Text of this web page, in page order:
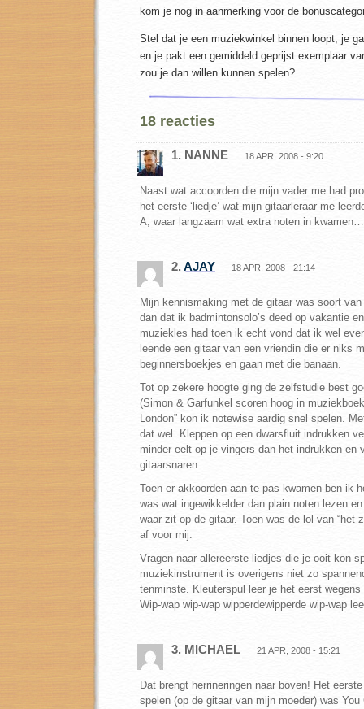
kom je nog in aanmerking voor de
Stel dat je een muziekwinkel binnen loopt, je
en je pakt een gemiddeld geprijst exemplaar
zou je dan willen kunnen spelen?
18 reacties
1. NANNE 18 APR, 2008 - 9:20
Naast wat accoorden die mijn vader me had
het eerste ‘liedje’ wat mijn gitaarleraar me
A, waar langzaam wat extra noten in kwamen…
2. AJAY 18 APR, 2008 - 21:14
Mijn kennismaking met de gitaar was soort
dan dat ik badmintonsolo’s deed op vakantie
muziekles had toen ik echt vond dat ik wel
leende een gitaar van een vriendin die er niks
beginnersboekjes en gaan met die banaan.
Tot op zekere hoogte ging de zelfstudie best
(Simon & Garfunkel scoren hoog in
London” kon ik notewise aardig snel spelen.
dat wel. Kleppen op een dwarsfluit indrukken
minder eelt op je vingers dan het indrukken en
gitaarsnaren.
Toen er akkoorden aan te pas kwamen ben ik
was wat ingewikkelder dan plain noten lezen
waar zit op de gitaar. Toen was de lol van “het
af voor mij.
Vragen naar allereerste liedjes die je ooit kon
muziekinstrument is overigens niet zo
tenminste. Kleuterspul leer je het eerst
Wip-wap wip-wap wipperdewipperde wip-wap
3. MICHAEL 21 APR, 2008 - 15:21
Dat brengt herrineringen naar boven! Het
spelen (op de gitaar van mijn moeder) was You